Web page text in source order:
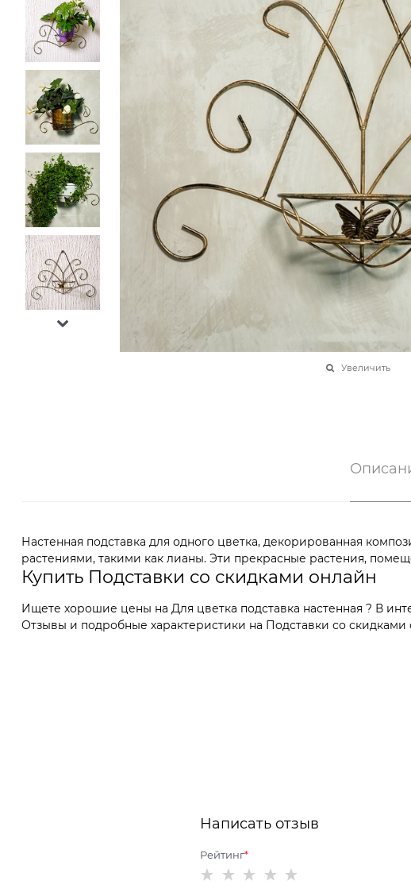
Увеличить
Настенная подставка для одного цветка, декорированная
растениями, такими как лианы. Эти прекрасные растения,
Купить Подставки со скидками онлайн
Ищете хорошие цены на Для цветка подставка настенная ? В
Отзывы и подробные характеристики на Подставки со
Написать отзыв
Рейтинг